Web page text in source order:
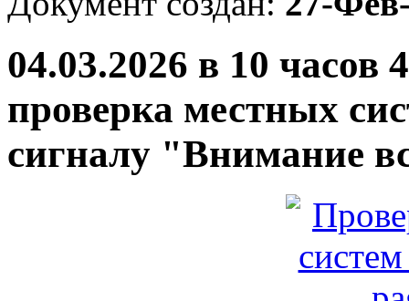
04.03.2026 в 10 часов
проверка местных
сигналу "Внимание